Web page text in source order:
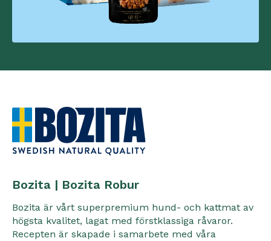
Bozita | Bozita Robur
Bozita är vårt superpremium hund- och kattmat av
högsta kvalitet, lagat med förstklassiga råvaror.
Recepten är skapade i samarbete med våra